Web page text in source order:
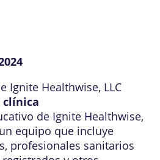
Ignite Healthwise, LLC
clínica
de Ignite Healthwise,
equipo que incluye
profesionales sanitarios